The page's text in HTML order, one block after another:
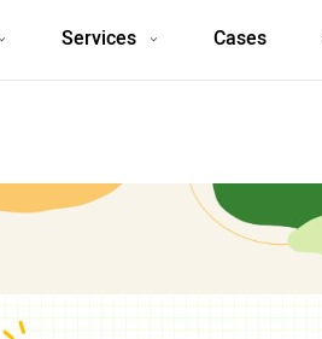
Services Cases